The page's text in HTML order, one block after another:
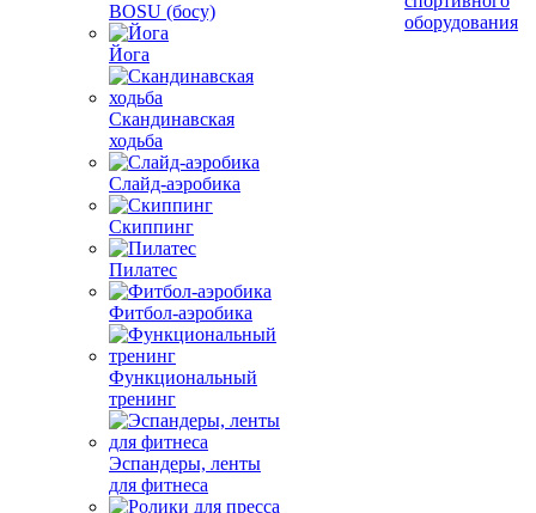
BOSU (босу)
Йога
Скандинавская
ходьба
Слайд-аэробика
Скиппинг
Пилатес
Фитбол-аэробика
Функциональный
тренинг
Эспандеры, ленты
для фитнеса
оборудования